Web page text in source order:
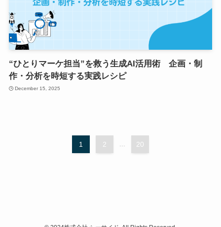
“ひとりマーケ担当”を救う生成AI活用術 企画・制
作・分析を時短する実践レシピ
December 15, 2025
1 2 20